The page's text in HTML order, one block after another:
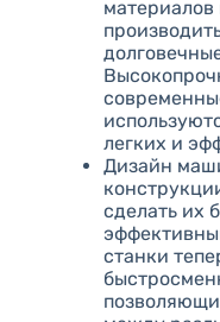
легких и
Дизайн
сделать их
станки